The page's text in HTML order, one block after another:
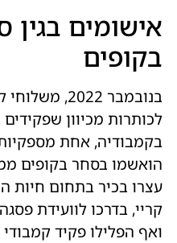
אישומים בגין
בקופים
בנובמבר
לכותרות מכיוון
בקמבודיה, אחת
הואשמו בסחר בקופים
עצרו בכיר בתחום חיות
קריי, בדרכו לוועידת
ואף הפלילו פקיד